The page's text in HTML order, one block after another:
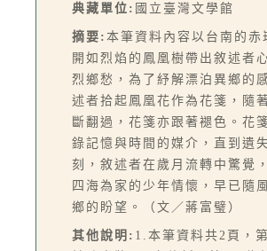
典藏單位: 國立臺灣文學館
摘要: 本筆資料內容以台南的赤
開如烈焰的鳳凰樹帶出敘述者
烈鄉愁，為了紓解漂泊異鄉的
述者拾起鳳凰花作為花箋，隨
斷翻過，花箋亦跟著褪色。花
錄記憶與時間的媒介，直到遺
刻，敘述者在歲月流轉中驚覺
四海為家的少年情懷，早已隨
鄉的盼望。（文／蔣富璧）
其他說明: 1.本筆資料共2頁，